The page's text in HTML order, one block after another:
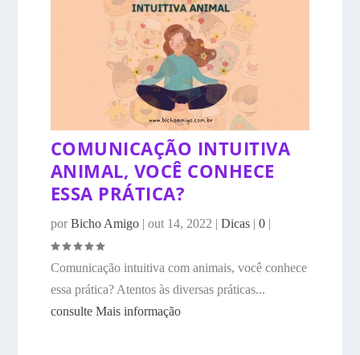
COMUNICAÇÃO INTUITIVA
ANIMAL, VOCÊ CONHECE
ESSA PRÁTICA?
porBicho Amigo| out 14, 2022 | Dicas| 0 |
Comunicação intuitiva com animais, você conhece
essa prática? Atentos às diversas práticas...
consulte Mais informação